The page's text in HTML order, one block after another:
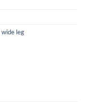
wide leg